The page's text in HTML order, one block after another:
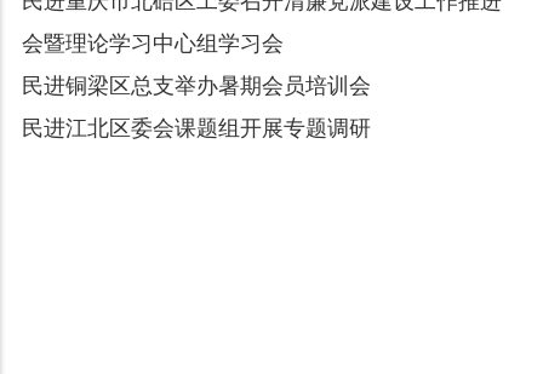
会暨理论学习中心组学习会
民进铜梁区总支举办暑期会员培训会
民进江北区委会课题组开展专题调研